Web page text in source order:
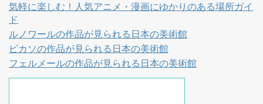
気軽に楽しむ！人気アニメ・漫画にゆかりのある場所ガイ
ド
ルノワールの作品が見られる日本の美術館
ピカソの作品が見られる日本の美術館
フェルメールの作品が見られる日本の美術館